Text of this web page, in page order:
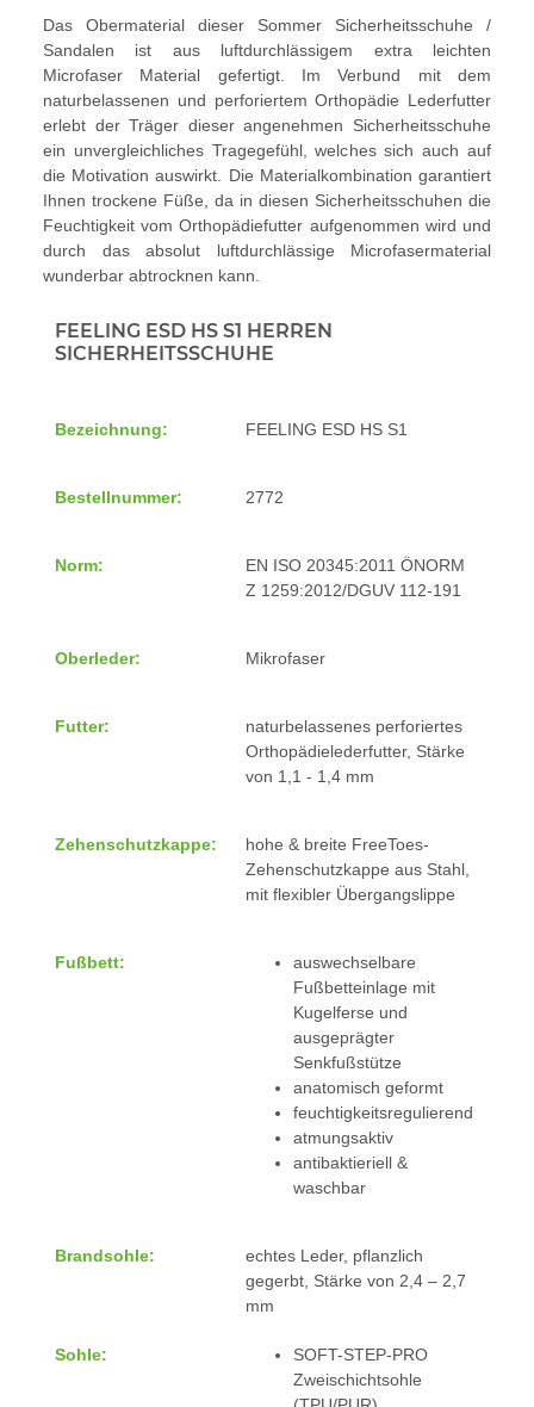
Das Obermaterial dieser Sommer Sicherheitsschuhe /
Sandalen ist aus luftdurchlässigem extra leichten
Microfaser Material gefertigt. Im Verbund mit dem
naturbelassenen und perforiertem Orthopädie Lederfutter
erlebt der Träger dieser angenehmen Sicherheitsschuhe
ein unvergleichliches Tragegefühl, welches sich auch auf
die Motivation auswirkt. Die Materialkombination garantiert
Ihnen trockene Füße, da in diesen Sicherheitsschuhen die
Feuchtigkeit vom Orthopädiefutter aufgenommen wird und
durch das absolut luftdurchlässige Microfasermaterial
wunderbar abtrocknen kann.
FEELING ESD HS S1 HERREN
SICHERHEITSSCHUHE
Bezeichnung: FEELING ESD HS S1
Bestellnummer: 2772
Norm:
EN ISO 20345:2011 ÖNORM
Z 1259:2012/DGUV 112-191
Oberleder: Mikrofaser
Futter:
naturbelassenes perforiertes
Orthopädielederfutter, Stärke
von 1,1 - 1,4 mm
Zehenschutzkappe:
hohe & breite FreeToes-
Zehenschutzkappe aus Stahl,
mit flexibler Übergangslippe
Fußbett:
auswechselbare
Fußbetteinlage mit
Kugelferse und
ausgeprägter
Senkfußstütze
anatomisch geformt
feuchtigkeitsregulierend
atmungsaktiv
antibaktieriell &
waschbar
Brandsohle:
echtes Leder, pflanzlich
gegerbt, Stärke von 2,4 – 2,7
mm
Sohle:
SOFT-STEP-PRO
Zweischichtsohle